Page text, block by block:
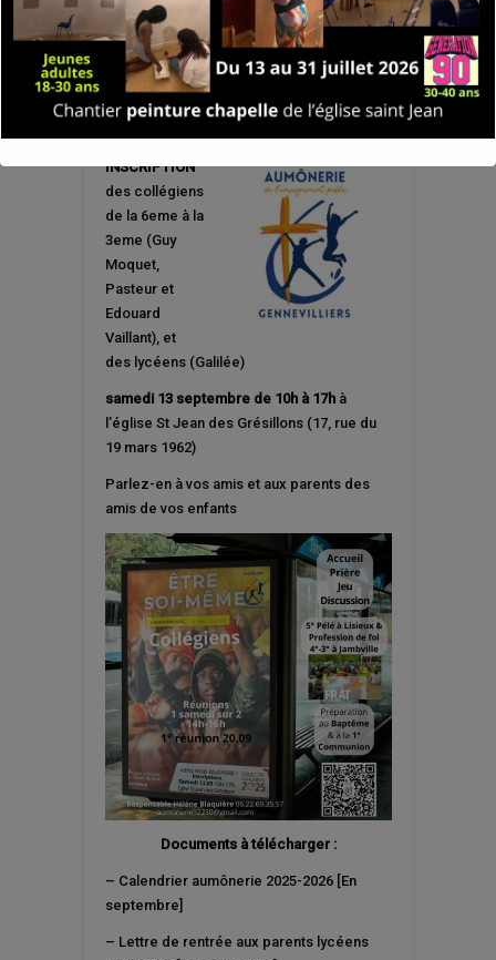
INSCRIPTION
des collégiens
de la 6eme à la
3eme (Guy
Moquet,
Pasteur et
Edouard
Vaillant), et
des lycéens (Galilée)
samedi 13 septembre de 10h à 17hà
l’église St Jean des Grésillons (17, rue du
19 mars 1962)
Parlez-en à vos amis et aux parents des
amis de vos enfants
Documents à télécharger :
– Calendrier aumônerie 2025-2026 [En
septembre]
– Lettre de rentrée aux parents lycéens